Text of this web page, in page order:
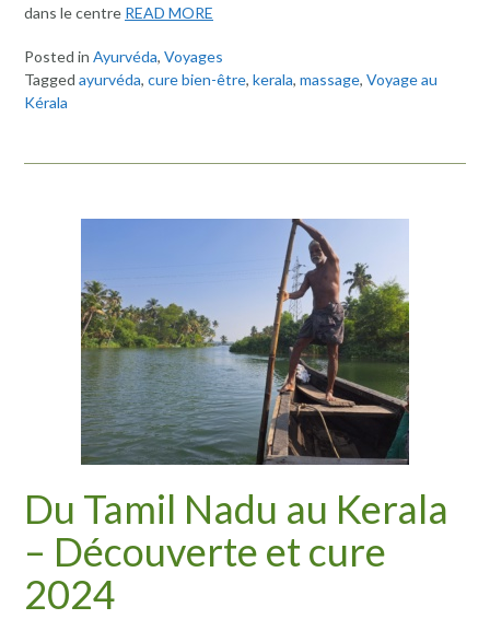
dans le centre READ MORE
Posted in Ayurvéda, Voyages
Tagged ayurvéda, cure bien-être, kerala, massage, Voyage au
Kérala
Du Tamil Nadu au Kerala
– Découverte et cure
2024